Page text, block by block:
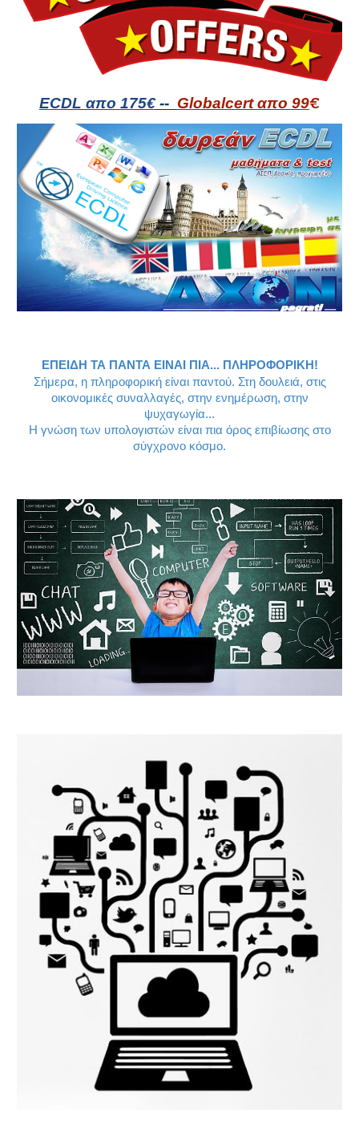
ECDL απο 175€ -- Globalcert απο 99€
ΕΠΕΙΔΗ ΤΑ ΠΑΝΤΑ ΕΙΝΑΙ ΠΙΑ... ΠΛΗΡΟΦΟΡΙΚΗ!
Σήμερα, η πληροφορική είναι παντού. Στη δουλειά, στις
οικονομικές συναλλαγές, στην ενημέρωση, στην
ψυχαγωγία...
Η γνώση των υπολογιστών είναι πια όρος επιβίωσης στο
σύγχρονο κόσμο.